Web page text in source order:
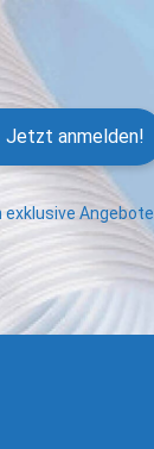
Jetzt anmelden!
Angebote